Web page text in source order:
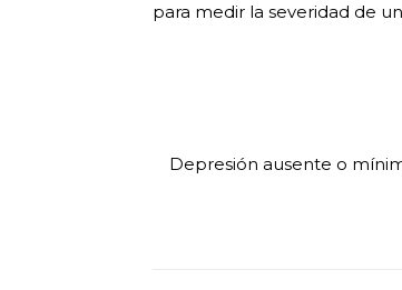
para medir la severidad de
Depresión ausente o